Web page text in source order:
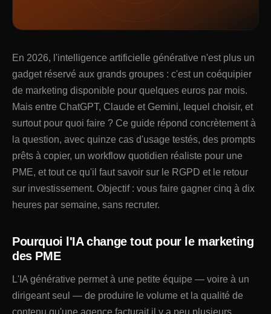
En 2026, l'intelligence artificielle générative n'est plus un
gadget réservé aux grands groupes : c'est un coéquipier
de marketing disponible pour quelques euros par mois.
Mais entre ChatGPT, Claude et Gemini, lequel choisir, et
surtout pour quoi faire ? Ce guide répond concrètement à
la question, avec quinze cas d'usage testés, des prompts
prêts à copier, un workflow quotidien réaliste pour une
PME, et tout ce qu'il faut savoir sur le RGPD et le retour
sur investissement. Objectif : vous faire gagner cinq à dix
heures par semaine, sans recruter.
Pourquoi l'IA change tout pour le marketing
des PME
L'IA générative permet à une petite équipe — voire à un
dirigeant seul — de produire le volume et la qualité de
contenu qu'une agence facturait il y a peu plusieurs